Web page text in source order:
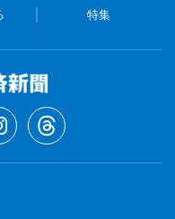
特集